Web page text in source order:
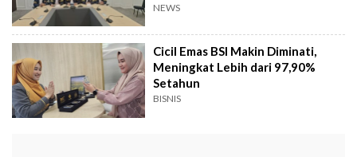
NEWS
Cicil Emas BSI Makin Diminati,
Meningkat Lebih dari 97,90%
Setahun
BISNIS